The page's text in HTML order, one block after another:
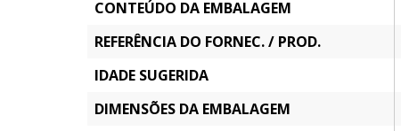
CONTEÚDO DA EMBALAGEM
REFERÊNCIA DO FORNEC. / PROD.
IDADE SUGERIDA
DIMENSÕES DA EMBALAGEM